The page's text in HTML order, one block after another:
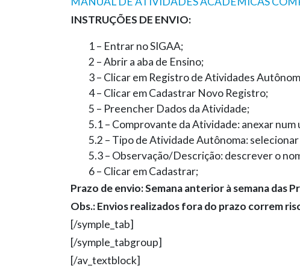
INSTRUÇÕES DE ENVIO:
1 – Entrar no SIGAA;
2 – Abrir a aba de Ensino;
3 – Clicar em Registro de Atividades
4 – Clicar em Cadastrar Novo Registro;
5 – Preencher Dados da Atividade;
5.1 – Comprovante da Atividade: anexar
5.2 – Tipo de Atividade Autônoma:
5.3 – Observação/Descrição: descrever o
6 – Clicar em Cadastrar;
Prazo de envio: Semana anterior à semana das
Obs.: Envios realizados fora do prazo correm
[/symple_tab]
[/symple_tabgroup]
[/av_textblock]